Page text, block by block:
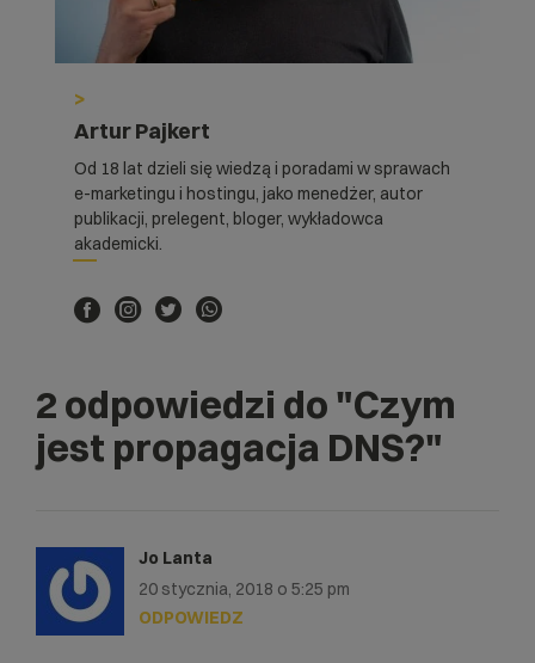
>
Artur Pajkert
Od 18 lat dzieli się wiedzą i poradami w sprawach
e-marketingu i hostingu, jako menedżer, autor
publikacji, prelegent, bloger, wykładowca
akademicki.
2 odpowiedzi do "Czym
jest propagacja DNS?"
Jo Lanta
20 stycznia, 2018 o 5:25 pm
ODPOWIEDZ